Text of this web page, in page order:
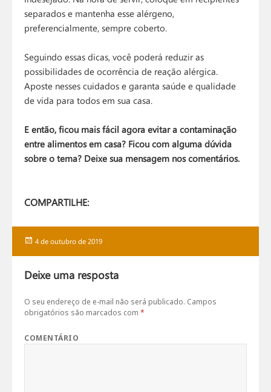
separados e mantenha esse alérgeno,
preferencialmente, sempre coberto.
Seguindo essas dicas, você poderá reduzir as
possibilidades de ocorrência de reação alérgica.
Aposte nesses cuidados e garanta saúde e qualidade
de vida para todos em sua casa.
E então, ficou mais fácil agora evitar a contaminação
entre alimentos em casa? Ficou com alguma dúvida
sobre o tema? Deixe sua mensagem nos comentários.
COMPARTILHE:
Publicado
4 de outubro de 2019
Deixe uma resposta
O seu endereço de e-mail não será publicado. Campos
obrigatórios são marcados com*
COMENTÁRIO